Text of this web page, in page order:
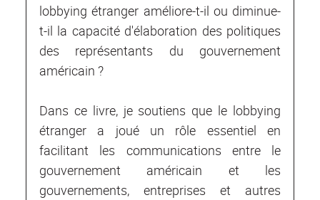
lobbying étranger améliore-t-il ou diminue-
t-il la capacité d'élaboration des politiques
des représentants du gouvernement
américain ?
Dans ce livre, je soutiens que le lobbying
étranger a joué un rôle essentiel en
facilitant les communications entre le
gouvernement américain et les
gouvernements, entreprises et autres